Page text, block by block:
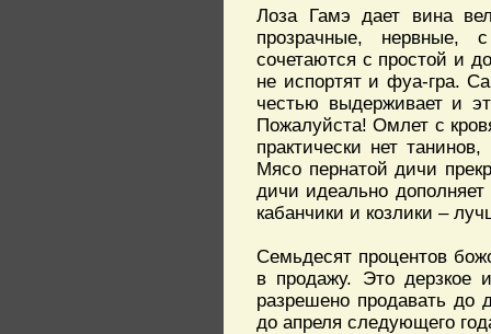
Лоза Гамэ дает вина
прозрачные,
сочетаются с простой и
не испортят и фуа-гра.
честью выдерживает и
Пожалуйста! Омлет с
практически нет
Мясо пернатой дичи
дичи идеально
кабанчики и козлики –
Семьдесят процентов
в продажу. Это дерзкое
разрешено продавать до
до апреля следующего